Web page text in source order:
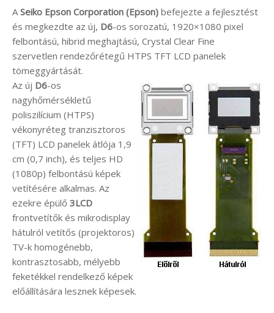
A Seiko Epson Corporation (Epson) befejezte a fejlesztést
és megkezdte az új, D6-os sorozatú, 1920×1080 pixel
felbontású, hibrid meghajtású, Crystal Clear Fine
szervetlen rendezőrétegű HTPS TFT LCD panelek
tömeggyártását.
Az új D6-os
nagyhőmérsékletű
poliszilícium (HTPS)
vékonyréteg tranzisztoros
(TFT) LCD panelek átlója 1,9
cm (0,7 inch), és teljes HD
(1080p) felbontású képek
vetítésére alkalmas. Az
ezekre épülő 3LCD
frontvetítők és mikrodisplay
hátulról vetítős (projektoros)
TV-k homogénebb,
kontrasztosabb, mélyebb
feketékkel rendelkező képek
előállítására lesznek képesek.